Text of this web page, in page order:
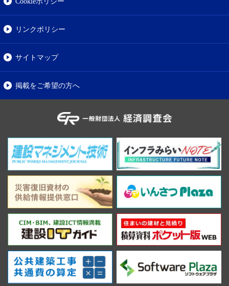
リンクポリシー
サイトマップ
掲載をご希望の方へ